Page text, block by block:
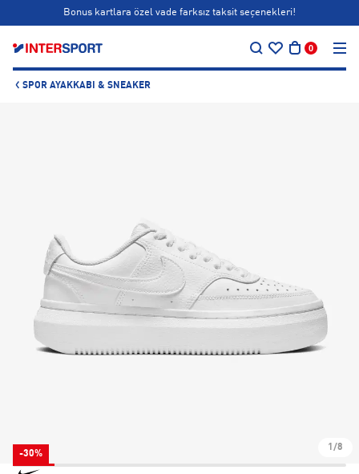
Bonus kartlara özel vade farksız taksit seçenekleri!
0
SPOR AYAKKABI & SNEAKER
-30%
1/8